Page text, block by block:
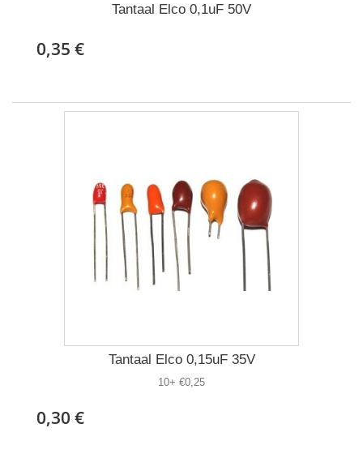
Tantaal Elco 0,1uF 50V
0,35 €
Tantaal Elco 0,15uF 35V
10+ €0,25
0,30 €